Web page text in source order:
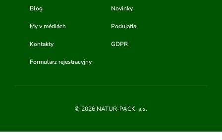
Blog Novinky
My v médiách Podujatia
Kontakty GDPR
Formularz rejestracyjny
© 2026 NATUR-PACK, a.s.